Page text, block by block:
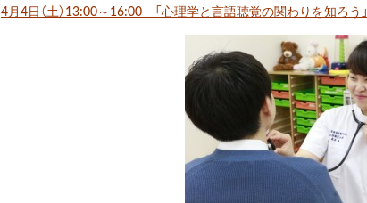
4月4日（土）13:00～16:00 「心理学と言語聴覚の関わりを知ろう」